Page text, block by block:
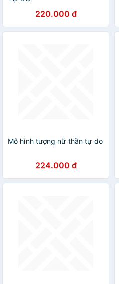
220.000 đ
Mô hình tượng nữ thần tự do
224.000 đ